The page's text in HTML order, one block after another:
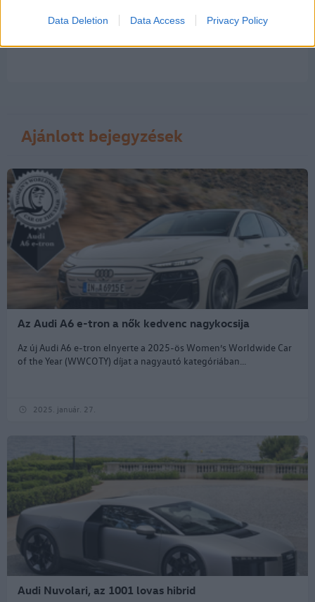
Data Deletion Data Access Privacy Policy
Ajánlott bejegyzések
Az Audi A6 e-tron a nők kedvenc nagykocsija
Az új Audi A6 e-tron elnyerte a 2025-ös Women’s Worldwide Car
of the Year (WWCOTY) díjat a nagyautó kategóriában...
2025. január. 27.
Audi Nuvolari, az 1001 lovas hibrid